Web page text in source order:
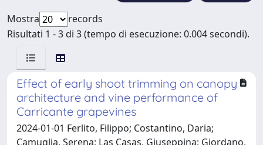
Mostra
records
Risultati 1 - 3 di 3 (tempo di esecuzione: 0.004 secondi).
Effect of early shoot trimming on canopy
architecture and vine performance of
Carricante grapevines
2024-01-01 Ferlito, Filippo; Costantino, Daria;
Camuglia, Serena; Las Casas, Giuseppina; Giordano,